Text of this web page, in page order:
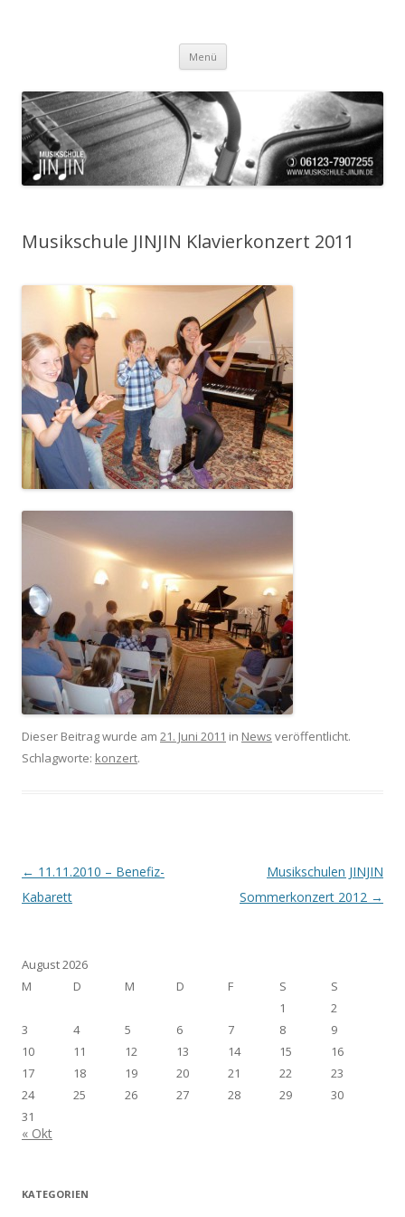
Menü Zum Inhalt springen
Musikschule JINJIN Klavierkonzert 2011
Dieser Beitrag wurde am 21. Juni 2011 in News veröffentlicht.
Schlagworte: konzert.
Artikel-Navigation
← 11.11.2010 – Benefiz-
Kabarett
Musikschulen JINJIN
Sommerkonzert 2012 →
August 2026
M
D M D F S
S
1
2
3
4 5 6 7 8
9
10
11 12 13 14 15
16
17
18 19 20 21 22
23
24
25 26 27 28 29
30
31
« Okt
KATEGORIEN